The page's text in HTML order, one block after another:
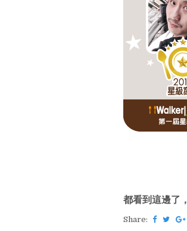
都看到這邊了
Share: